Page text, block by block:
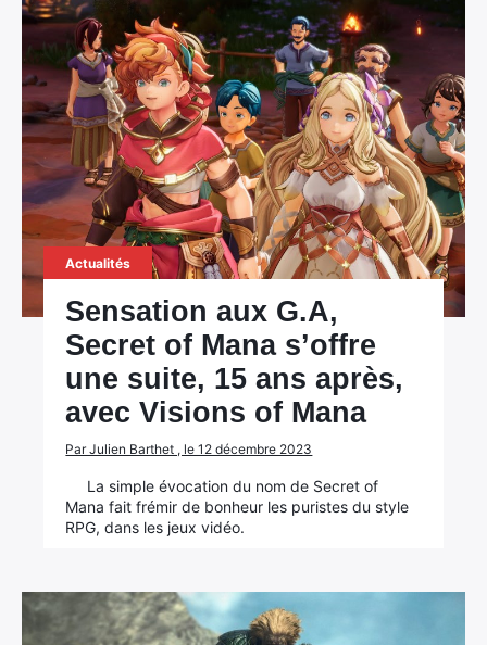
Actualités
Sensation aux G.A,
Secret of Mana s’offre
une suite, 15 ans après,
avec Visions of Mana
Par Julien Barthet , le 12 décembre 2023
La simple évocation du nom de Secret of
Mana fait frémir de bonheur les puristes du style
RPG, dans les jeux vidéo.